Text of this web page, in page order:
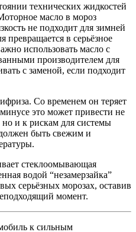
технических жидкостей
масло в мороз
не подходит для зимней
превращается в серьёзное
использовать масло с
производителем для
с заменой, если подходит
Со временем он теряет
это может привести не
и к рискам для системы
быть свежим и
стеклоомывающая
водой “незамерзайка”
серьёзных морозах, оставив
момент.